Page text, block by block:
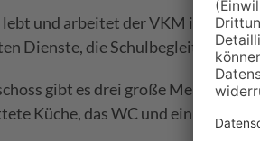
und arbeitet der VKM in
Dienste, die Schulbegleitung,
gibt es drei große
Küche, das WC und ein WC mit